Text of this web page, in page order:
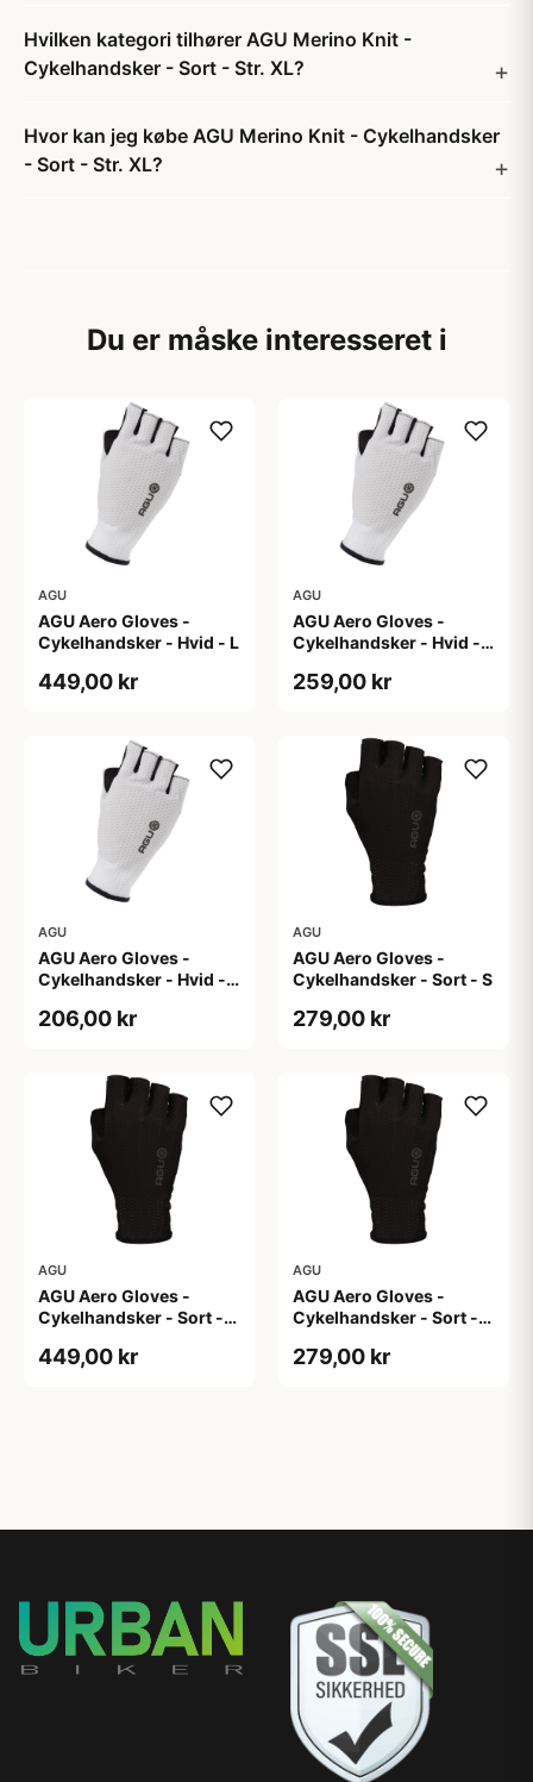
Hvilken kategori tilhører AGU Merino Knit -
Cykelhandsker - Sort - Str. XL?
Hvor kan jeg købe AGU Merino Knit - Cykelhandsker
- Sort - Str. XL?
Du er måske interesseret i
AGU
AGU Aero Gloves -
Cykelhandsker - Hvid - L
449,00 kr
AGU
AGU Aero Gloves -
Cykelhandsker - Hvid -
259,00 kr
AGU
AGU Aero Gloves -
Cykelhandsker - Hvid -
206,00 kr
AGU
AGU Aero Gloves -
Cykelhandsker - Sort - S
279,00 kr
AGU
AGU Aero Gloves -
Cykelhandsker - Sort -
449,00 kr
AGU
AGU Aero Gloves -
Cykelhandsker - Sort -
279,00 kr